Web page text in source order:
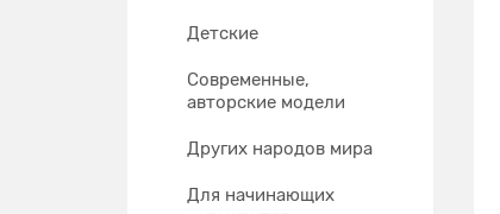
Детские
Современные,
авторские модели
Других народов мира
Для начинающих